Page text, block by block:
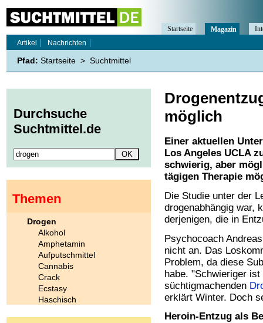
möglich
Einer aktuellen
Los Angeles UCLA
schwierig, aber
tägigen Therapie
Die Studie unter der
drogenabhängig war,
derjenigen, die in
Psychocoach
nicht an. Das
Problem, da diese
habe. "Schwieriger
süchtigmachenden
erklärt Winter. Doch
Heroin-Entzug als
Startseite Magazin
Artikel
Nachrichten
Pfad: Startseite > Suchtmittel
Durchsuche
Suchtmittel.de
Themen
Drogen
Alkohol
Amphetamin
Aufputschmittel
Cannabis
Crack
Ecstasy
Haschisch